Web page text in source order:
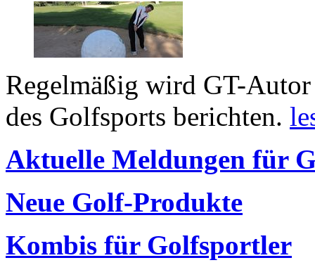
Regelmäßig wird GT-
des Golfsports berichten.
Aktuelle Meldungen für
Neue Golf-Produkte
Kombis für Golfsportler